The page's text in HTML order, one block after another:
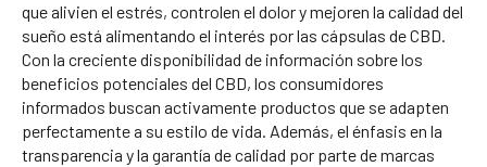
que alivien el estrés, controlen el dolor y mejoren la calidad del
sueño está alimentando el interés por las cápsulas de CBD.
Con la creciente disponibilidad de información sobre los
beneficios potenciales del CBD, los consumidores
informados buscan activamente productos que se adapten
perfectamente a su estilo de vida. Además, el énfasis en la
transparencia y la garantía de calidad por parte de marcas